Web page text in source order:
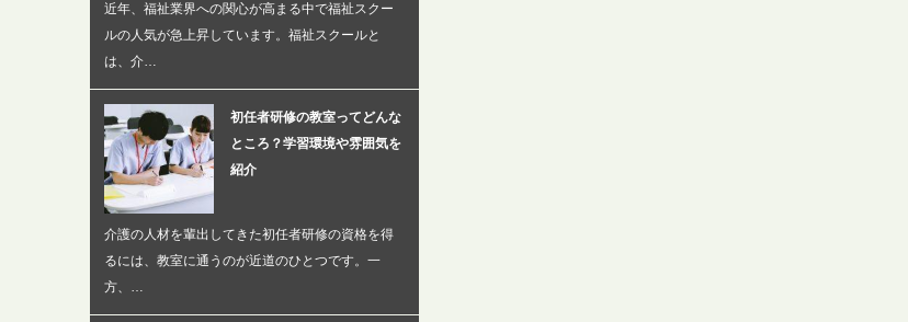
近年、福祉業界への関心が高まる中で福祉スクー
ルの人気が急上昇しています。福祉スクールと
は、介…
初任者研修の教室ってどんな
ところ？学習環境や雰囲気を
紹介
介護の人材を輩出してきた初任者研修の資格を得
るには、教室に通うのが近道のひとつです。一
方、…